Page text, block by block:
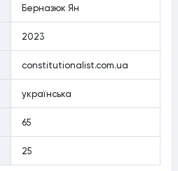
Берназюк Ян
2023
constitutionalist.com.ua
українська
65
25